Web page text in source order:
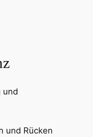
und
und Rücken